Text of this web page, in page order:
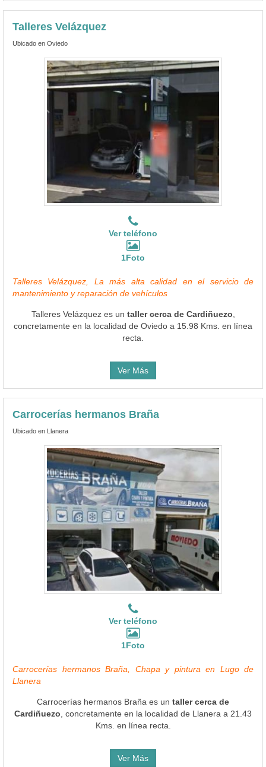
Talleres Velázquez
Ubicado en Oviedo
Ver teléfono
1Foto
Talleres Velázquez, La más alta calidad en el servicio de
mantenimiento y reparación de vehículos
Talleres Velázquez es un taller cerca de Cardiñuezo
concretamente en la localidad de Oviedo a 15.98 Kms. en línea
recta.
Ver Más
Carrocerías hermanos Braña
Ubicado en Llanera
Ver teléfono
1Foto
Carrocerías hermanos Braña, Chapa y pintura en Lugo de
Llanera
Carrocerías hermanos Braña es un taller cerca de
Cardiñuezo , concretamente en la localidad de Llanera a 21.43
Kms. en línea recta.
Ver Más